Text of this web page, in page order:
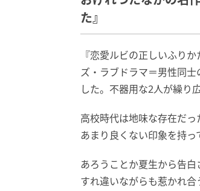
た』
『恋愛ルビの正しいふり
ズ・ラブドラマ＝男性同
した。不器用な2人が繰り
高校時代は地味な存在だっ
あまり良くない印象を持っ
あろうことか夏生から告
すれ違いながらも惹かれ合